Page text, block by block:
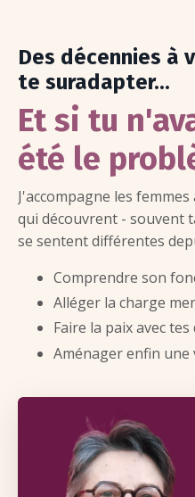
Des décennies à
te suradapter...
Et si tu
été le
J'accompagne les
qui découvrent - souvent
se sentent différentes
Comprendre son
Alléger la charge
Faire la paix avec
Aménager enfin une